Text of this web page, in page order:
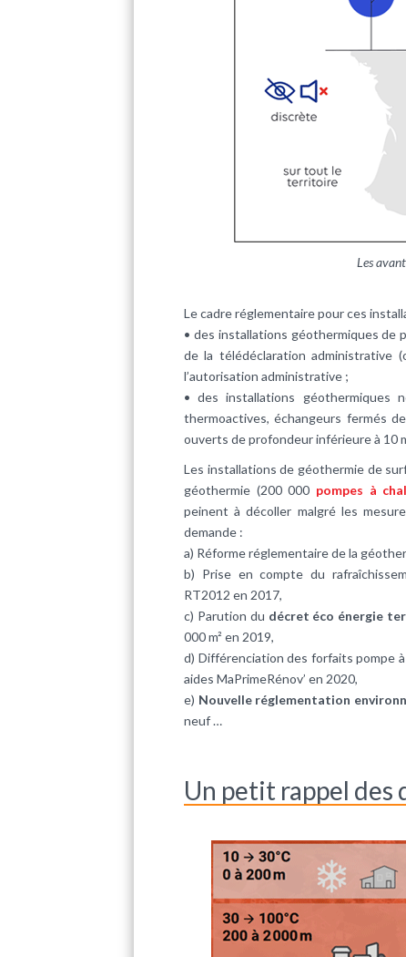
Les
Le cadre réglementaire pour ces
• des installations géothermiques de
de la télédéclaration administrative
l’autorisation administrative ;
• des installations géothermiques
thermoactives, échangeurs fermés
ouverts de profondeur inférieure à 10
Les installations de géothermie de
géothermie (200 000 pompes à
peinent à décoller malgré les
demande :
a) Réforme réglementaire de la
b) Prise en compte du
RT2012 en 2017,
c) Parution du décret éco énergie
000 m² en 2019,
d) Différenciation des forfaits pompe
aides MaPrimeRénov’ en 2020,
e) Nouvelle réglementation
neuf …
Un petit rappel